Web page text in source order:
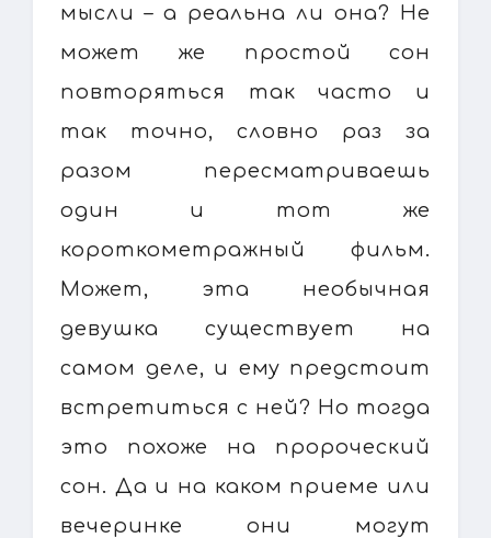
мысли – а реальна ли она? Не
может же простой сон
повторяться так часто и
так точно, словно раз за
разом пересматриваешь
один и тот же
короткометражный фильм.
Может, эта необычная
девушка существует на
самом деле, и ему предстоит
встретиться с ней? Но тогда
это похоже на пророческий
сон. Да и на каком приеме или
вечеринке они могут